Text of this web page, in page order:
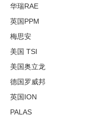
华瑞RAE
英国PPM
梅思安
美国 TSI
美国奥立龙
德国罗威邦
英国ION
PALAS